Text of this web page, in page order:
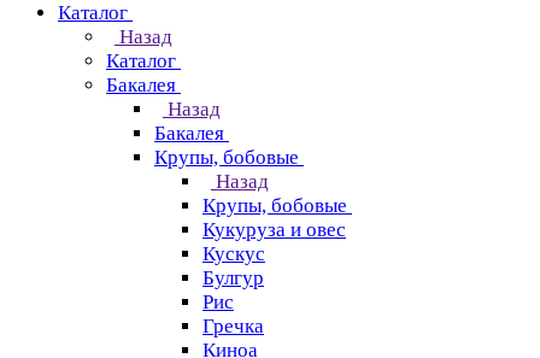
Каталог
Назад
Каталог
Бакалея
Назад
Бакалея
Крупы, бобовые
Назад
Крупы, бобовые
Кукуруза и овес
Кускус
Булгур
Рис
Гречка
Киноа